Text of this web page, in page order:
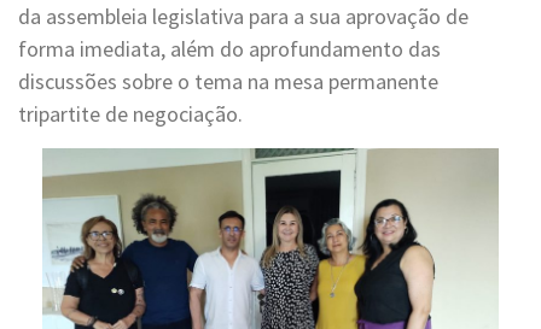
da assembleia legislativa para a sua aprovação de
forma imediata, além do aprofundamento das
discussões sobre o tema na mesa permanente
tripartite de negociação.